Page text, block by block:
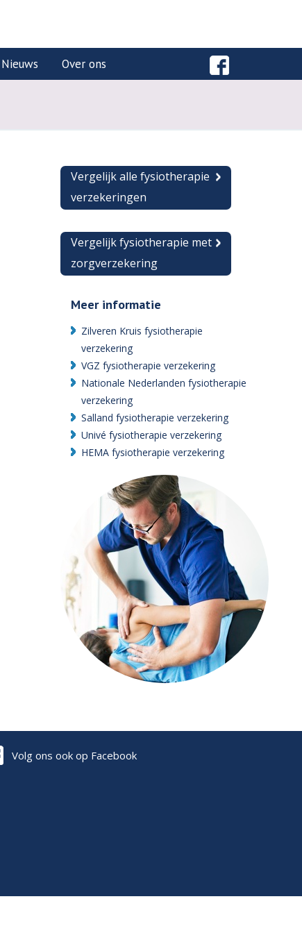
Nieuws Over ons
Vergelijk alle fysiotherapie
verzekeringen
Vergelijk fysiotherapie met
zorgverzekering
Meer informatie
Zilveren Kruis fysiotherapie
verzekering
VGZ fysiotherapie verzekering
Nationale Nederlanden fysiotherapie
verzekering
Salland fysiotherapie verzekering
Univé fysiotherapie verzekering
HEMA fysiotherapie verzekering
Volg ons ook op Facebook